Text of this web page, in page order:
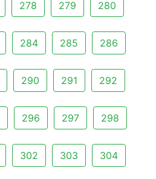
278 279 280
284 285 286
290 291 292
296 297 298
302 303 304